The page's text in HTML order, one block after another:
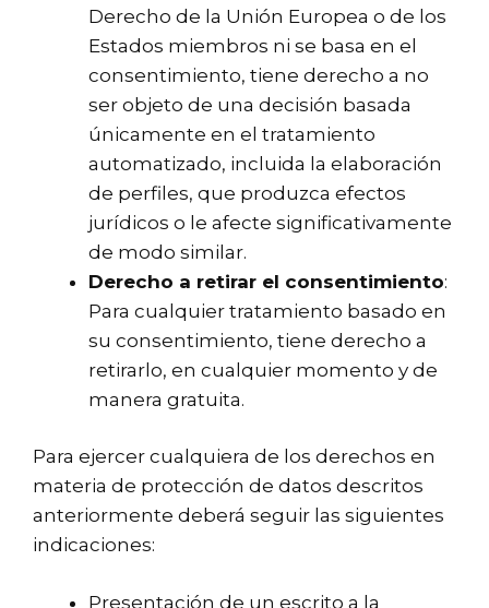
Derecho de la Unión Europea o de los
Estados miembros ni se basa en el
consentimiento, tiene derecho a no
ser objeto de una decisión basada
únicamente en el tratamiento
automatizado, incluida la elaboración
de perfiles, que produzca efectos
jurídicos o le afecte significativamente
de modo similar.
Derecho a retirar el consentimiento:
Para cualquier tratamiento basado en
su consentimiento, tiene derecho a
retirarlo, en cualquier momento y de
manera gratuita.
Para ejercer cualquiera de los derechos en
materia de protección de datos descritos
anteriormente deberá seguir las siguientes
indicaciones:
Presentación de un escrito a la